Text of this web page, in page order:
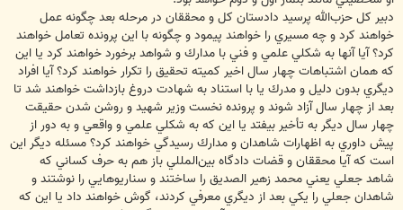
دبير كل حزب‌الله پرسيد دادستان كل و محققان در مرحله بعد چگونه عمل
خواهند كرد و چه مسيري را خواهند پيمود و چگونه با اين پرونده تعامل خواهند
كرد؟ آيا آنها به شكلي علمي و فني با مدارك و شواهد برخورد خواهند كرد يا اين
كه همان اشتباهات چهار سال اخير كميته تحقيق را تكرار خواهند كرد؟ آيا افراد
ديگري بدون دليل و مدرك يا با استناد به شهادت دروغ بازداشت خواهند شد تا
بعد از چهار سال آزاد شوند و پرونده نخست وزير شهيد و روشن شدن حقيقت
چهار سال ديگر به تأخير بيفتد يا اين كه به شكلي علمي و واقعي و به دور از
پيش داوري به اظهارات شاهدان و مدارك رسيدگي خواهند كرد؟ مسئله ديگر اين
است كه آيا محققان و قضات دادگاه بين‌المللي باز هم به حرف كساني كه
شاهد جعلي يعني محمد زهير الصديق را ساختند و سناريوهايي را نوشتند و
شاهدان جعلي را يكي بعد از ديگري معرفي كردند، گوش خواهند داد يا اين كه